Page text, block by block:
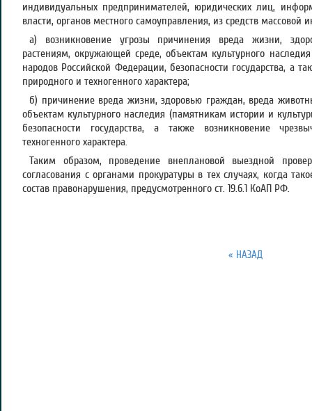
индивидуальных предпринимателей, юридических лиц,
власти, органов местного самоуправления, из средств
а) возникновение угрозы причинения вреда жизни,
растениям, окружающей среде, объектам культурного
народов Российской Федерации, безопасности государства, а
природного и техногенного характера;
б) причинение вреда жизни, здоровью граждан, вреда
объектам культурного наследия (памятникам истории и
безопасности государства, а также возникновение
техногенного характера.
Таким образом, проведение внеплановой выездной
согласования с органами прокуратуры в тех случаях, когда
состав правонарушения, предусмотренного ст. 19.6.1 КоАП РФ.
« НАЗАД